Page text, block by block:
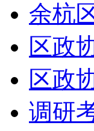
余杭
区政
区政
调研